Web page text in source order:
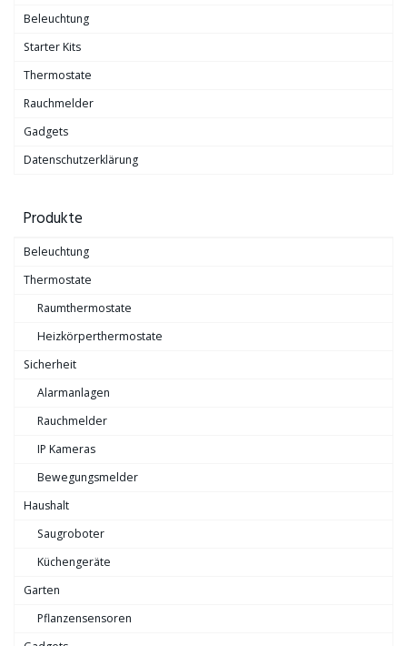
Beleuchtung
Starter Kits
Thermostate
Rauchmelder
Gadgets
Datenschutzerklärung
Produkte
Beleuchtung
Thermostate
Raumthermostate
Heizkörperthermostate
Sicherheit
Alarmanlagen
Rauchmelder
IP Kameras
Bewegungsmelder
Haushalt
Saugroboter
Küchengeräte
Garten
Pflanzensensoren